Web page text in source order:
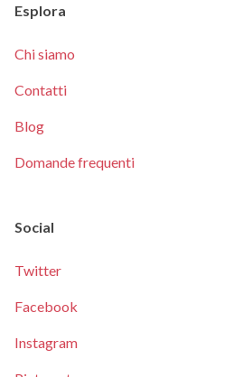
Esplora
Chi siamo
Contatti
Blog
Domande frequenti
Social
Twitter
Facebook
Instagram